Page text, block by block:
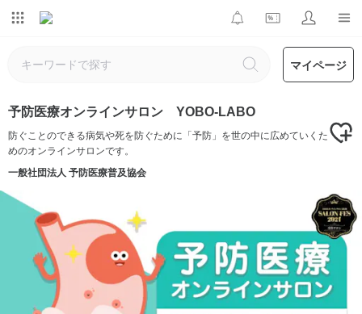
マイページ
予防医療オンラインサロン YOBO-LABO
防ぐことのできる病気や死を防ぐために「予防」を世の中に広めていくた
めのオンラインサロンです。
一般社団法人 予防医療普及協会